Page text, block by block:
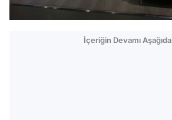
İçeriğin Devamı Aşağıda